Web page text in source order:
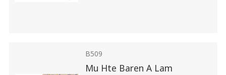
B509
Mu Hte Baren A Lam